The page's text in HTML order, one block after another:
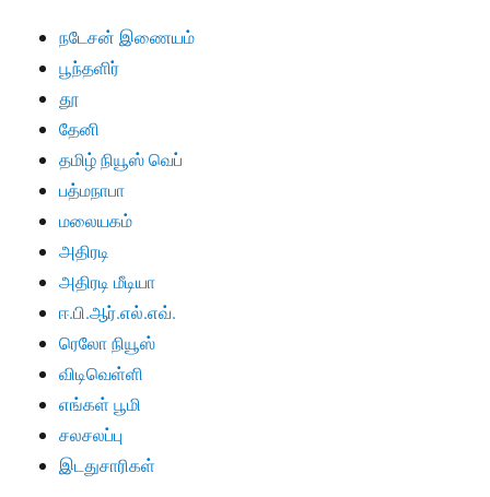
நடேசன் இணையம்
பூந்தளிர்
தூ
தேனி
தமிழ் நியூஸ் வெப்
பத்மநாபா
மலையகம்
அதிரடி
அதிரடி மீடியா
ஈ.பி.ஆர்.எல்.எவ்.
ரெலோ நியூஸ்
விடிவெள்ளி
எங்கள் பூமி
சலசலப்பு
இடதுசாரிகள்